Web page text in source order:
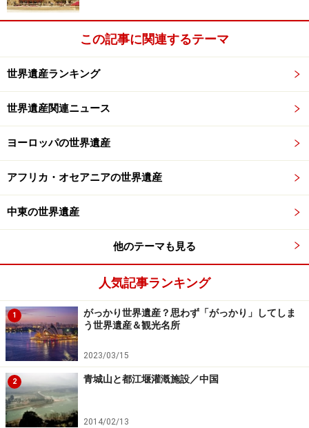
文化遺産）
長崎と天草地方の潜伏キリシタン関連遺産（2018
年、文化遺産）
百舌鳥・古市古墳群（2019年、文化遺産）
そして今後5～10年以内の登録を目指して7件の世界遺産
候補地が日本の世界遺産暫定リスト（後述）に記載され
北部及び西表島」が世界遺産登録に挑戦する予定だ。
武家の古都・鎌倉（文化遺産）
彦根城（文化遺産）
北海道・北東北の縄文遺跡群（文化遺産）
金を中心とする佐渡鉱山の遺産群（文化遺産）
平泉‐仏国土（浄土）を表す建築・庭園及び考古学的
遺跡群（文化遺産。範囲拡大）
奄美大島、徳之島、沖縄島北部及び西表島（自然遺
産）
この記事に関連するテーマ
世界遺産ランキング
世界遺産関連ニュース
ヨーロッパの世界遺産
アフリカ・オセアニアの世界遺産
中東の世界遺産
他のテーマも見る
人気記事ランキング
1
がっかり世界遺産？思わず「がっかり」してしま
う世界遺産＆観光名所
2023/03/15
2 青城山と都江堰灌漑施設／中国
2014/02/13